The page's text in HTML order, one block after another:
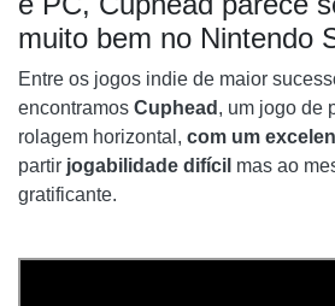
muito bem no Nintendo
Entre os jogos indie de maior
encontramos Cuphead , um jogo de
rolagem horizontal, com um
partir jogabilidade difícil mas ao
gratificante.